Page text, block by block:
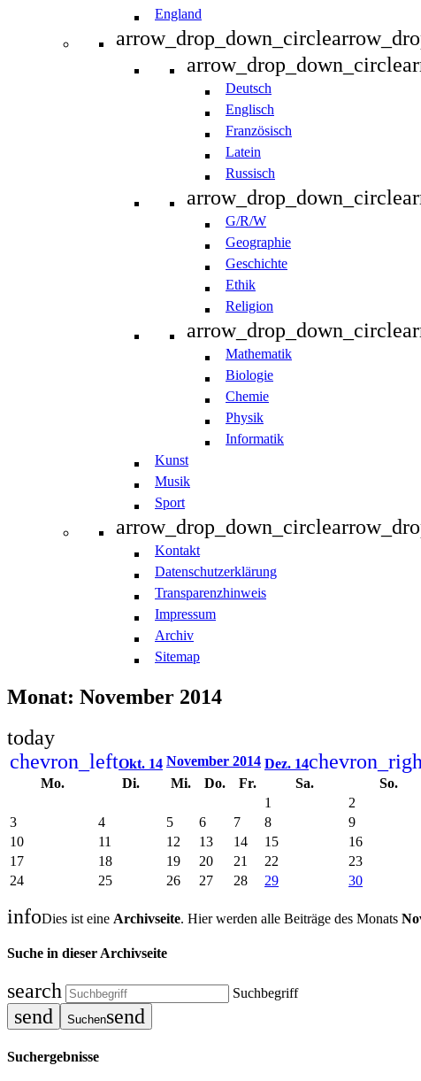
England
arrow_drop_down_circle
arrow_drop_down_circle
Deutsch
Englisch
Französisch
Latein
Russisch
arrow_drop_down_circle
G/R/W
Geographie
Geschichte
Ethik
Religion
arrow_drop_down_circle
Mathematik
Biologie
Chemie
Physik
Informatik
Kunst
Musik
Sport
arrow_drop_down_circle
Kontakt
Datenschutzerklärung
Transparenzhinweis
Impressum
Archiv
Sitemap
Monat: November 2014
today
chevron_leftOkt. 14 November 2014 Dez. 14
Mo. Di. Mi. Do. Fr. Sa.
So.
1
2
3
4 5 6 7 8
9
10
11 12 13 14 15
16
17
18 19 20 21 22
23
24
25 26 27 28 29 30
infoDies ist eine Archivseite. Hier werden alle Beiträge des Monats
Suche in dieser Archivseite
search Suchbegriff
send Suchensend
Suchergebnisse